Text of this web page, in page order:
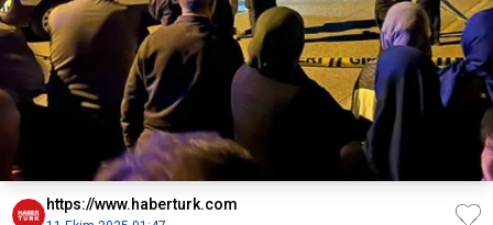
https://www.haberturk.com